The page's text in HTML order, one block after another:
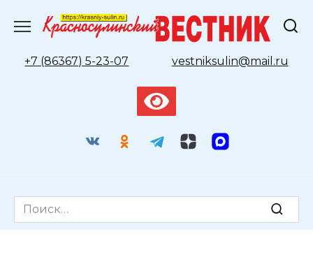
содержанию
+7 (86367) 5-23-07
vestniksulin@mail.ru
Search
for: